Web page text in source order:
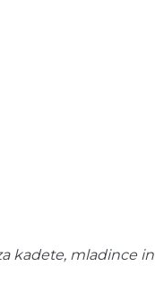
kadete, mladince in